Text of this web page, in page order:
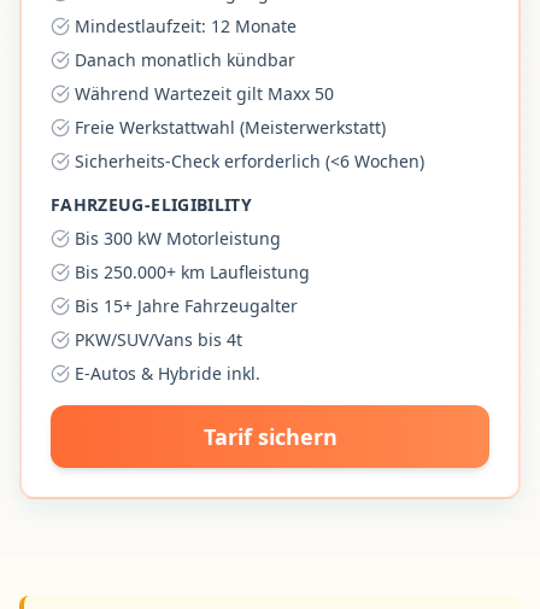
Mindestlaufzeit: 12 Monate
Danach monatlich kündbar
Während Wartezeit gilt Maxx 50
Freie Werkstattwahl (Meisterwerkstatt)
Sicherheits-Check erforderlich (<6 Wochen)
FAHRZEUG-ELIGIBILITY
Bis 300 kW Motorleistung
Bis 250.000+ km Laufleistung
Bis 15+ Jahre Fahrzeugalter
PKW/SUV/Vans bis 4t
E-Autos & Hybride inkl.
Tarif sichern